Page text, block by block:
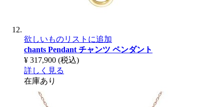
欲しいものリストに追加
chants Pendant チャンツ ペンダント
¥ 317,900 (税込)
詳しく見る
在庫あり